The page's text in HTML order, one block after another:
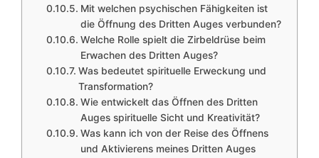
Mit welchen psychischen Fähigkeiten ist
die Öffnung des Dritten Auges verbunden?
Welche Rolle spielt die Zirbeldrüse beim
Erwachen des Dritten Auges?
Was bedeutet spirituelle Erweckung und
Transformation?
Wie entwickelt das Öffnen des Dritten
Auges spirituelle Sicht und Kreativität?
Was kann ich von der Reise des Öffnens
und Aktivierens meines Dritten Auges